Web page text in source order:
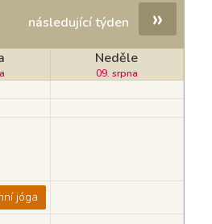
následující týden »
Neděle
09. srpna
jóga